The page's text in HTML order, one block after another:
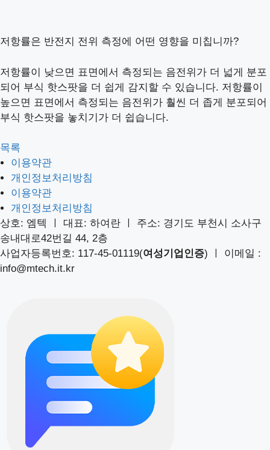
저항률은 반전지 전위 측정에 어떤 영향을 미칩니까?
저항률이 낮으면 표면에서 측정되는 음전위가 더 넓게 분포
되어 부식 핫스팟을 더 쉽게 감지할 수 있습니다. 저항률이
높으면 표면에서 측정되는 음전위가 훨씬 더 좁게 분포되어
부식 핫스팟을 놓치기가 더 쉽습니다.
목록
이용약관
개인정보처리방침
이용약관
개인정보처리방침
상호: 엠텍 ㅣ 대표: 하여란 ㅣ 주소: 경기도 부천시 소사구
송내대로42번길 44, 2층
사업자등록번호: 117-45-01119(여성기업인증) ㅣ 이메일 :
info@mtech.it.kr